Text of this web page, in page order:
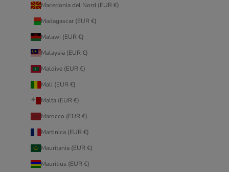
Macedonia del Nord (EUR €)
Madagascar (EUR €)
Malawi (EUR €)
Malaysia (EUR €)
Maldive (EUR €)
Mali (EUR €)
Malta (EUR €)
Marocco (EUR €)
Martinica (EUR €)
Mauritania (EUR €)
Mauritius (EUR €)